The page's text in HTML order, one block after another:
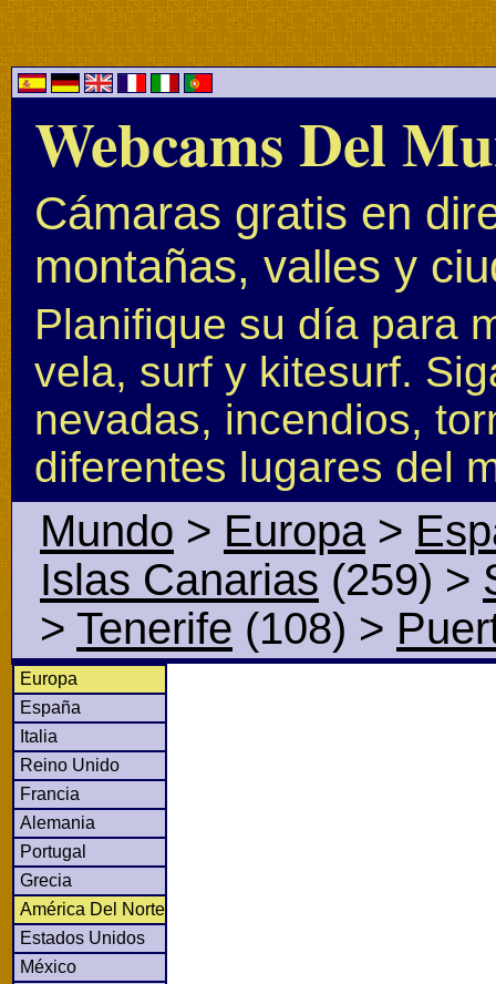
Webcams Del
Cámaras gratis en
montañas, valles y
Planifique su día para
vela, surf y kitesurf.
nevadas, incendios,
diferentes lugares del
Mundo > Europa>
Islas Canarias (259) >
> Tenerife (108) >
Europa
España
Italia
Reino Unido
Francia
Alemania
Portugal
Grecia
América Del Norte
Estados Unidos
México